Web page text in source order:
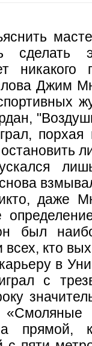
никакого
Джим
даже
был
всех, кто
в
с
прямой,